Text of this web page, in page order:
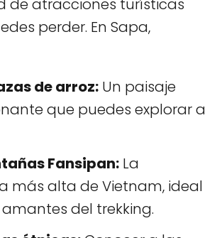
de atracciones turísticas
perder. En Sapa,
de arroz: Un paisaje
que puedes explorar a
Fansipan: La
más alta de Vietnam, ideal
del trekking.